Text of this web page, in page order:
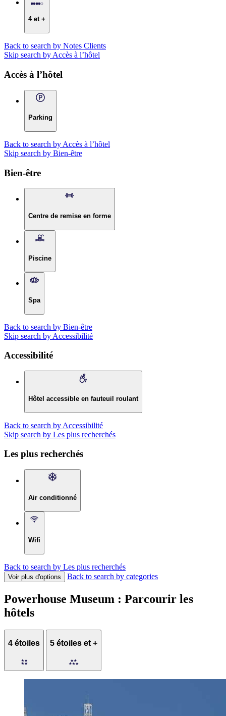
4 et +
Back to search by Notes Clients
Skip search by Accès à l’hôtel
Accès à l’hôtel
Parking
Back to search by Accès à l’hôtel
Skip search by Bien-être
Bien-être
Centre de remise en forme
Piscine
Spa
Back to search by Bien-être
Skip search by Accessibilité
Accessibilité
Hôtel accessible en fauteuil roulant
Back to search by Accessibilité
Skip search by Les plus recherchés
Les plus recherchés
Air conditionné
Wifi
Back to search by Les plus recherchés
Voir plus d'options Back to search by categories
Powerhouse Museum : Parcourir les
hôtels
4 étoiles 5 étoiles et +